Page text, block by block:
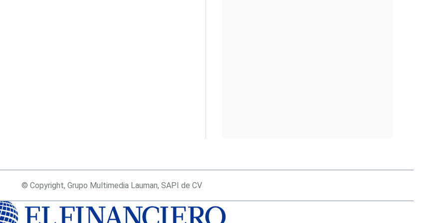
© Copyright, Grupo Multimedia Lauman, SAPI de CV